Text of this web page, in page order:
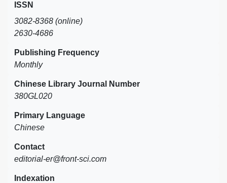
ISSN
3082-8368 (online)
2630-4686
Publishing Frequency
Monthly
Chinese Library Journal Number
380GL020
Primary Language
Chinese
Contact
editorial-er@front-sci.com
Indexation